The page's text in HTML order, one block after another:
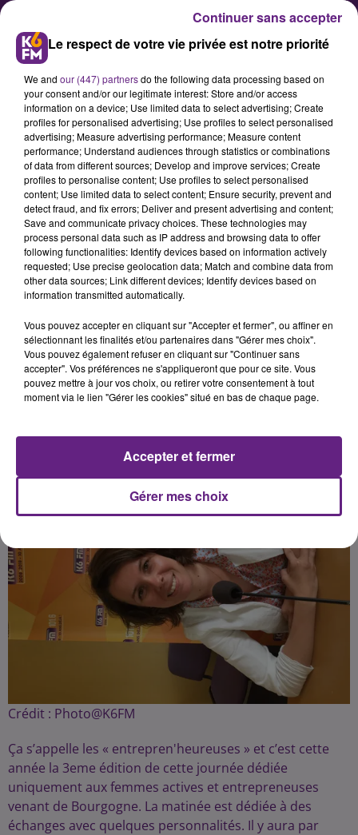
Les « entrepren'heureuses » se
retrouvent ce vendredi
Le réseau de femmes « K’elles
énergie Bourgogne » et la direction
régionale aux droits des femmes et
de l’égalité organisent ce vendredi
pour les femmes entrepreneuses
de Bourgogne.
Publié : 21 juin 2018 à 15h00 par Fabrice Aubry
Crédit : Photo@K6FM
Ça s’appelle les « entrepren'heureuses » et c’est cette
année la 3eme édition de cette journée dédiée
uniquement aux femmes actives et entrepreneuses
venant de Bourgogne. La matinée est dédiée à des
échanges avec quelques personnalités. Il y aura par
Le respect de votre vie privée est notre priorité
We and our (447) partnersdo the following data processing based on
your consent and/or our legitimate interest: Store and/or access
information on a device; Use limited data to select advertising; Create
profiles for personalised advertising; Use profiles to select personalised
advertising; Measure advertising performance; Measure content
performance; Understand audiences through statistics or combinations
of data from different sources; Develop and improve services; Create
profiles to personalise content; Use profiles to select personalised
content; Use limited data to select content; Ensure security, prevent and
detect fraud, and fix errors; Deliver and present advertising and content;
Save and communicate privacy choices. These technologies may
process personal data such as IP address and browsing data to offer
following functionalities: Identify devices based on information actively
requested; Use precise geolocation data; Match and combine data from
other data sources; Link different devices; Identify devices based on
information transmitted automatically.
Vous pouvez accepter en cliquant sur "Accepter et fermer", ou affiner en
sélectionnant les finalités et/ou partenaires dans "Gérer mes choix".
Vous pouvez également refuser en cliquant sur "Continuer sans
accepter". Vos préférences ne s'appliqueront que pour ce site. Vous
pouvez mettre à jour vos choix, ou retirer votre consentement à tout
moment via le lien "Gérer les cookies" situé en bas de chaque page.
Gérer mes choix
Accepter et fermer
Continuer sans accepter